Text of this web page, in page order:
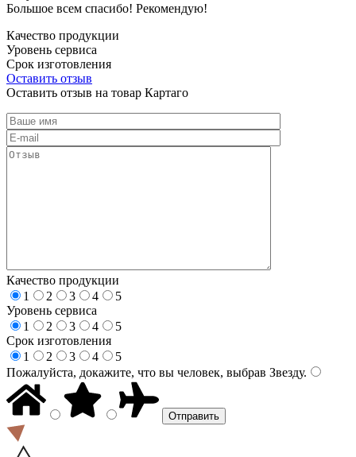
Большое всем спасибо! Рекомендую!
Качество продукции
Уровень сервиса
Срок изготовления
Оставить отзыв
Оставить отзыв на товар Картаго
Качество продукции
1
2 3 4
5
Уровень сервиса
1
2 3 4
5
Срок изготовления
1
2 3 4
5
Пожалуйста, докажите, что вы человек, выбрав Звезду.